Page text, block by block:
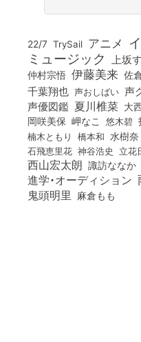
22/7 TrySail アニメ
ミュージック 上坂
仲村宗悟 伊藤美来 佐
千葉翔也 声おしばい 声
声優図鑑 夏川椎菜 大
岡咲美保 岬なこ 悠木碧
楠木ともり 橋本和 水樹奈
石飛恵里花 神谷浩史 立花
西山宏太朗 諏訪ななか
進学・オーディション
鬼頭明里 麻倉もも